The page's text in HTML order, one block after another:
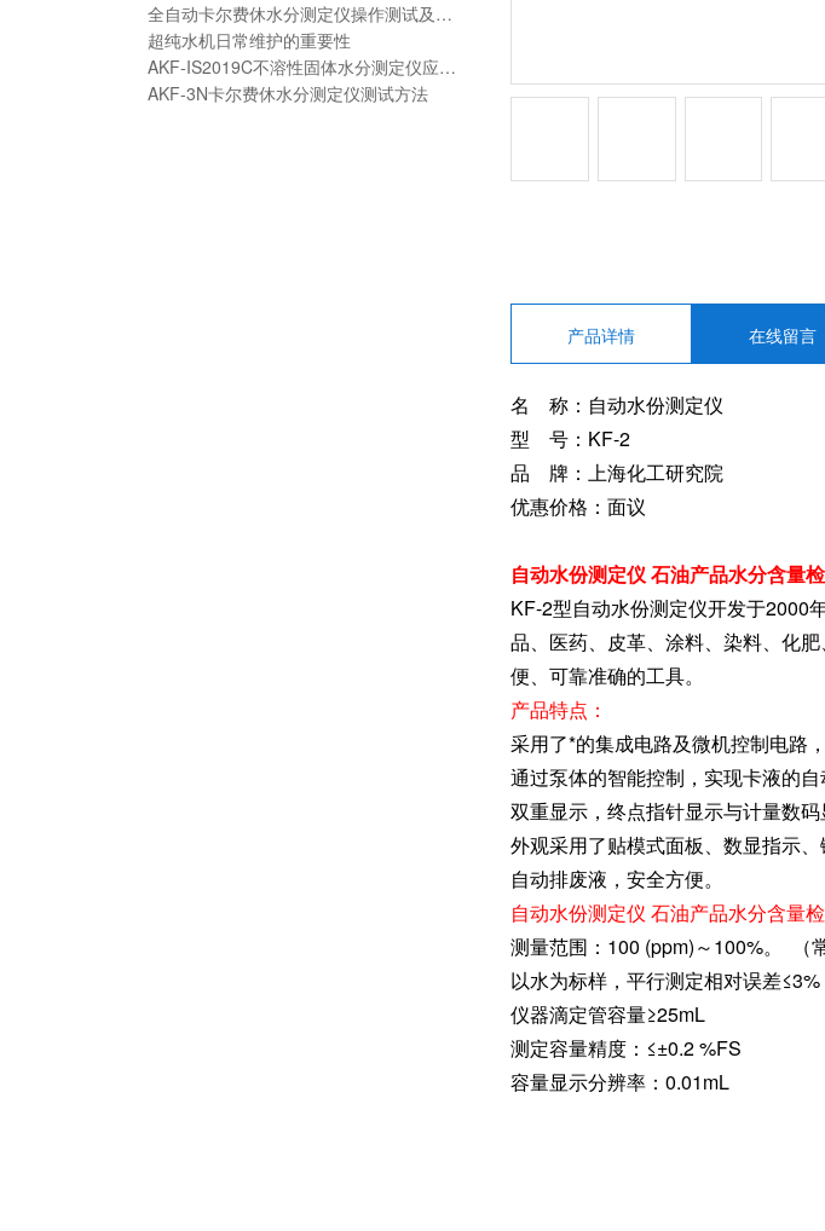
全自动卡尔费休水分测定仪操作测试及应用领域
超纯水机日常维护的重要性
AKF-IS2019C不溶性固体水分测定仪应用领域及测试原理
AKF-3N卡尔费休水分测定仪测试方法
产品详情 在线留言
名 称：自动水份测定仪
型 号：KF-2
品 牌：上海化工研究院
优惠价格：面议
自动水份测定仪 石油产品水分含量
KF-2型自动水份测定仪开发于2000
品、医药、皮革、涂料、染料、化
便、可靠准确的工具。
产品特点：
采用了*的集成电路及微机控制电路
通过泵体的智能控制，实现卡液的
双重显示，终点指针显示与计量数
外观采用了贴模式面板、数显指示
自动排废液，安全方便。
自动水份测定仪 石油产品水分含量
测量范围：100 (ppm)～100%。 （
以水为标样，平行测定相对误差≤3%
仪器滴定管容量≥25mL
测定容量精度：
容量显示分辨率：0.01mL